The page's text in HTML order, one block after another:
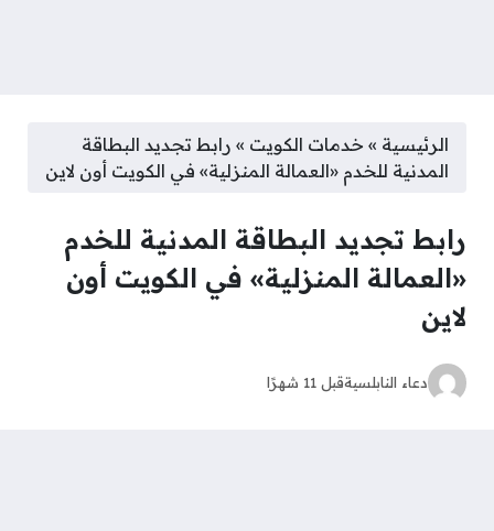
الرئيسية » خدمات الكويت » رابط تجديد البطاقة
المدنية للخدم «العمالة المنزلية» في الكويت أون لاين
رابط تجديد البطاقة المدنية للخدم
«العمالة المنزلية» في الكويت أون
لاين
دعاء النابلسيةقبل 11 شهرًا